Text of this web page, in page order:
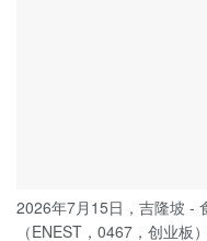
2026年7月15日，吉隆坡 -
（ENEST，0467，创业